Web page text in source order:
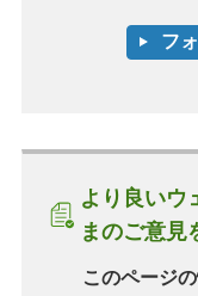
より良いウ
まのご意見
このページ